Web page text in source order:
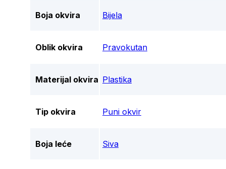
Boja okvira Bijela
Oblik okvira Pravokutan
Materijal okvira Plastika
Tip okvira Puni okvir
Boja leće Siva